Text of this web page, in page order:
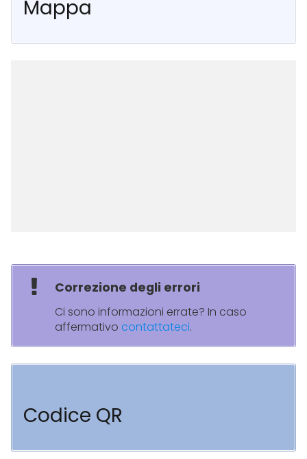
Mappa
Correzione degli errori
Ci sono informazioni errate? In caso
affermativo contattateci.
Codice QR